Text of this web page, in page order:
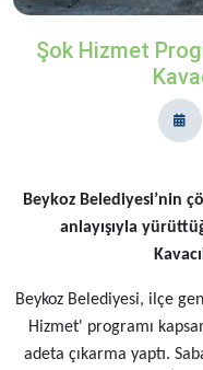
Şok Hizmet
Beykoz Belediyesi’nin
anlayışıyla
Beykoz Belediyesi, ilçe
Hizmet' programı
adeta çıkarma yaptı.